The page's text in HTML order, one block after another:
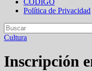
Política de Privacidad
Cultura
Inscripción